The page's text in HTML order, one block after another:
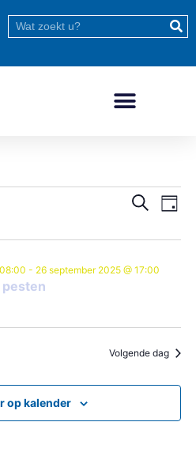
en
Zoeken
Dag
- 26 september 2025 @ 17:00
Volgende dag
op kalender